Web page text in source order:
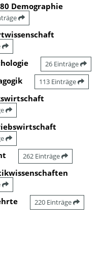
Demographie
26 Einträge
113 Einträge
262 Einträge
220 Einträge